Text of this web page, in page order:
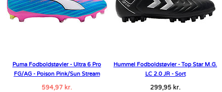
Puma Fodboldstøvler - Ultra 6 Pro
FG/AG - Poison Pink/Sun Stream
594,97 kr.
Hummel Fodboldstøvler - Top Star M.G.
LC 2.0 JR - Sort
299,95 kr.